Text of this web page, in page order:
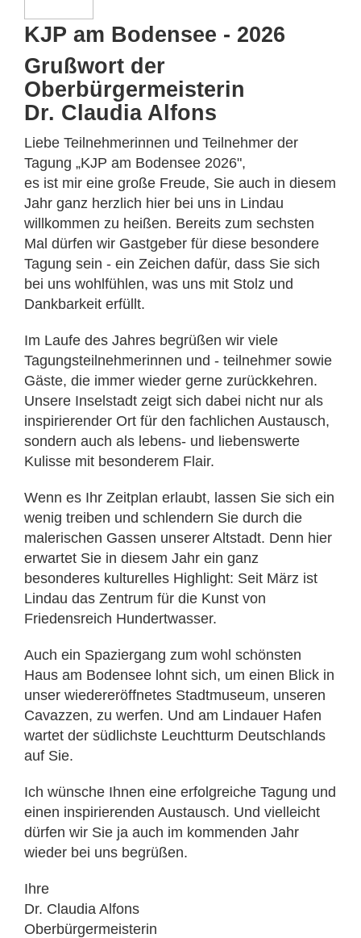
KJP am Bodensee - 2026
Grußwort der
Oberbürgermeisterin
Dr. Claudia Alfons
Liebe Teilnehmerinnen und Teilnehmer der
Tagung „KJP am Bodensee 2026",
es ist mir eine große Freude, Sie auch in diesem
Jahr ganz herzlich hier bei uns in Lindau
willkommen zu heißen. Bereits zum sechsten
Mal dürfen wir Gastgeber für diese besondere
Tagung sein - ein Zeichen dafür, dass Sie sich
bei uns wohlfühlen, was uns mit Stolz und
Dankbarkeit erfüllt.
Im Laufe des Jahres begrüßen wir viele
Tagungsteilnehmerinnen und - teilnehmer sowie
Gäste, die immer wieder gerne zurückkehren.
Unsere Inselstadt zeigt sich dabei nicht nur als
inspirierender Ort für den fachlichen Austausch,
sondern auch als lebens- und liebenswerte
Kulisse mit besonderem Flair.
Wenn es Ihr Zeitplan erlaubt, lassen Sie sich ein
wenig treiben und schlendern Sie durch die
malerischen Gassen unserer Altstadt. Denn hier
erwartet Sie in diesem Jahr ein ganz
besonderes kulturelles Highlight: Seit März ist
Lindau das Zentrum für die Kunst von
Friedensreich Hundertwasser.
Auch ein Spaziergang zum wohl schönsten
Haus am Bodensee lohnt sich, um einen Blick in
unser wiedereröffnetes Stadtmuseum, unseren
Cavazzen, zu werfen. Und am Lindauer Hafen
wartet der südlichste Leuchtturm Deutschlands
auf Sie.
Ich wünsche Ihnen eine erfolgreiche Tagung und
einen inspirierenden Austausch. Und vielleicht
dürfen wir Sie ja auch im kommenden Jahr
wieder bei uns begrüßen.
Ihre
Dr. Claudia Alfons
Oberbürgermeisterin